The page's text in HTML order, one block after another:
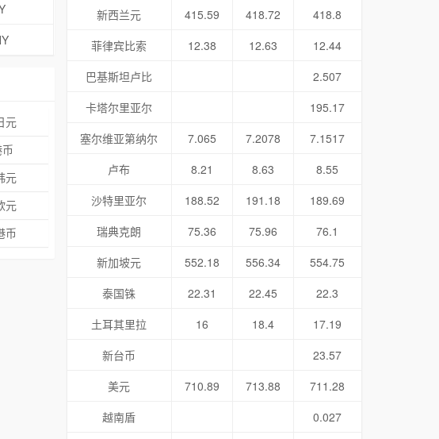
元
元
元
币
新西兰元
415.59 418.72
418.8
菲律宾比索
12.38 12.63
12.44
巴基斯坦卢比
2.507
卡塔尔里亚尔
195.17
塞尔维亚第纳尔
7.065 7.2078
7.1517
卢布
8.21 8.63
8.55
沙特里亚尔
188.52 191.18
189.69
瑞典克朗
75.36 75.96
76.1
新加坡元
552.18 556.34
554.75
泰国铢
22.31 22.45
22.3
土耳其里拉
16 18.4
17.19
新台币
23.57
美元
710.89 713.88
711.28
越南盾
0.027